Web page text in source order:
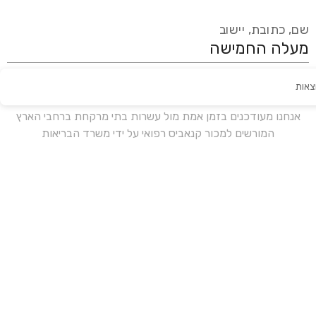
שם, כתובת, יישוב
אנחנו מעודכנים בזמן אמת מול עשרות בתי מרקחת ברחבי הארץ
המורשים למכור קנאביס רפואי על ידי משרד הבריאות